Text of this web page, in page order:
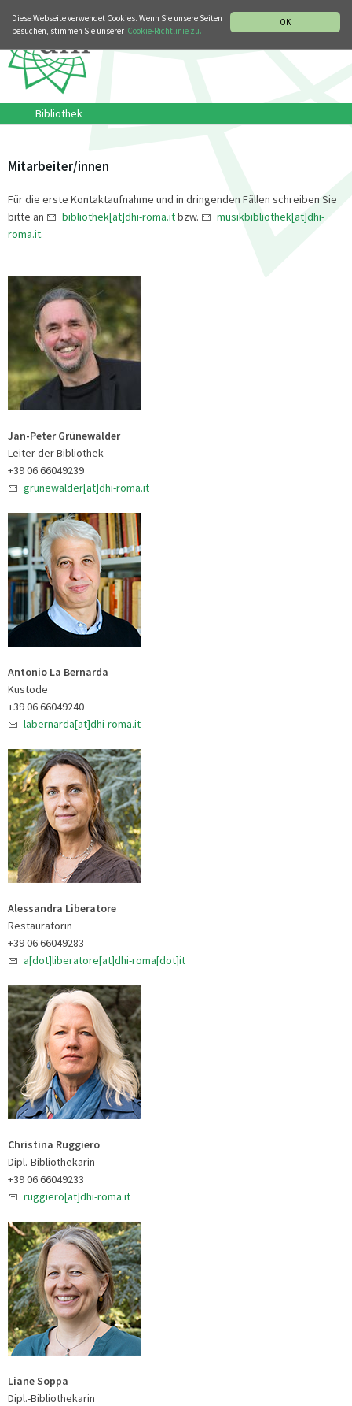
OK
Diese Webseite verwendet Cookies. Wenn Sie unsere Seiten
besuchen, stimmen Sie unserer Cookie-Richtlinie zu.
Bibliothek
Mitarbeiter/innen
Für die erste Kontaktaufnahme und in dringenden Fällen schreiben Sie
bitte an
bibliothek[at]dhi-roma.itbzw.
musikbibliothek[at]dhi-
roma.it.
Jan-Peter Grünewälder
Leiter der Bibliothek
+39 06 66049239
grunewalder[at]dhi-roma.it
Antonio La Bernarda
Kustode
+39 06 66049240
labernarda[at]dhi-roma.it
Alessandra Liberatore
Restauratorin
+39 06 66049283
a[dot]liberatore[at]dhi-roma[dot]it
Christina Ruggiero
Dipl.-Bibliothekarin
+39 06 66049233
ruggiero[at]dhi-roma.it
Liane Soppa
Dipl.-Bibliothekarin